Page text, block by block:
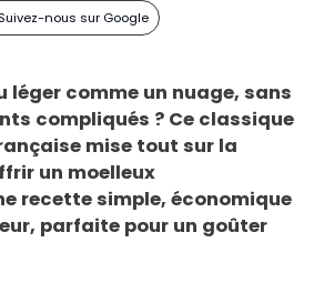
Suivez-nous sur Google
léger comme un nuage, sans
compliqués ? Ce classique
mise tout sur la
un moelleux
recette simple, économique
parfaite pour un goûter